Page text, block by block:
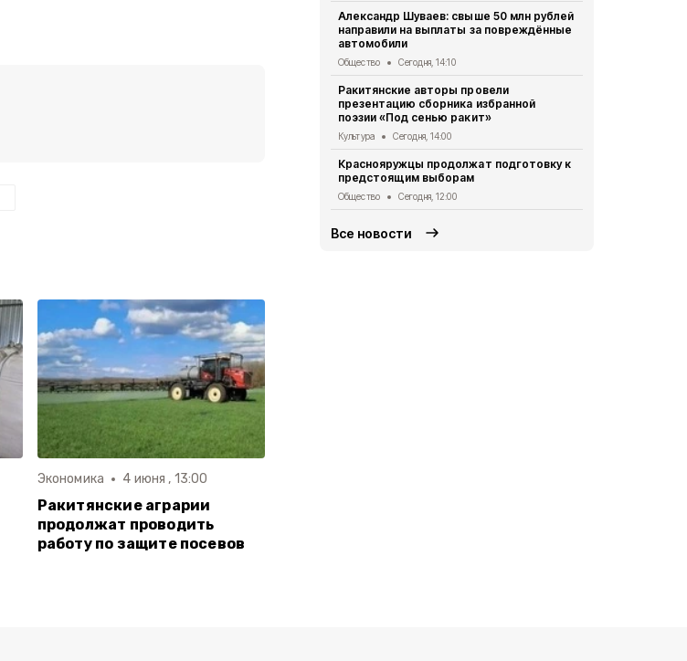
Экономика 4 июня , 13:00
Ракитянские аграрии
продолжат проводить
работу по защите посевов
Александр Шуваев: свыше 50 млн рублей
направили на выплаты за повреждённые
автомобили
Общество Сегодня, 14:10
Ракитянские авторы провели
презентацию сборника избранной
поэзии «Под сенью ракит»
Культура Сегодня, 14:00
Краснояружцы продолжат подготовку к
предстоящим выборам
Общество Сегодня, 12:00
Все новости